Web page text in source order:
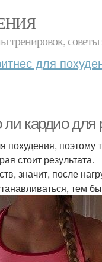
советы
для
кардио для
похудения,
стоит результата.
значит, после
тем